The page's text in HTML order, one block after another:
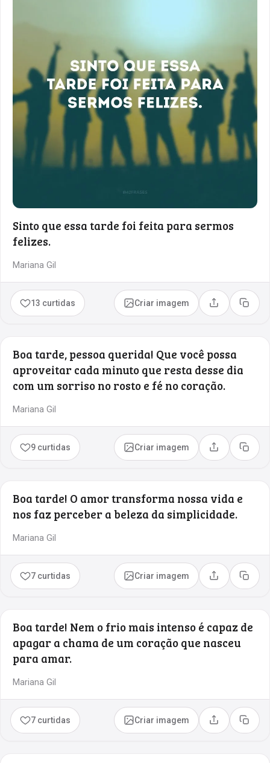
Sinto que essa tarde foi feita para sermos
felizes.
Mariana Gil
13 curtidas Criar imagem Compartilhar
Copiar
Boa tarde, pessoa querida! Que você possa
aproveitar cada minuto que resta desse dia
com um sorriso no rosto e fé no coração.
Mariana Gil
9 curtidas Criar imagem Compartilhar
Copiar
Boa tarde! O amor transforma nossa vida e
nos faz perceber a beleza da simplicidade.
Mariana Gil
7 curtidas Criar imagem Compartilhar
Copiar
Boa tarde! Nem o frio mais intenso é capaz de
apagar a chama de um coração que nasceu
para amar.
Mariana Gil
7 curtidas Criar imagem Compartilhar
Copiar